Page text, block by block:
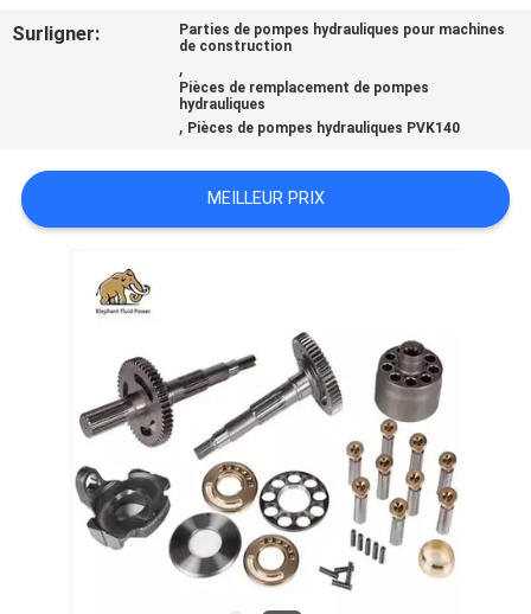
CONTACTEZ-
CAS
PRIVACY
POLICY
Surligner:
Parties de pompes hydrauliques pour machines
de construction
,
Pièces de remplacement de pompes
hydrauliques
, Pièces de pompes hydrauliques PVK140
MEILLEUR PRIX